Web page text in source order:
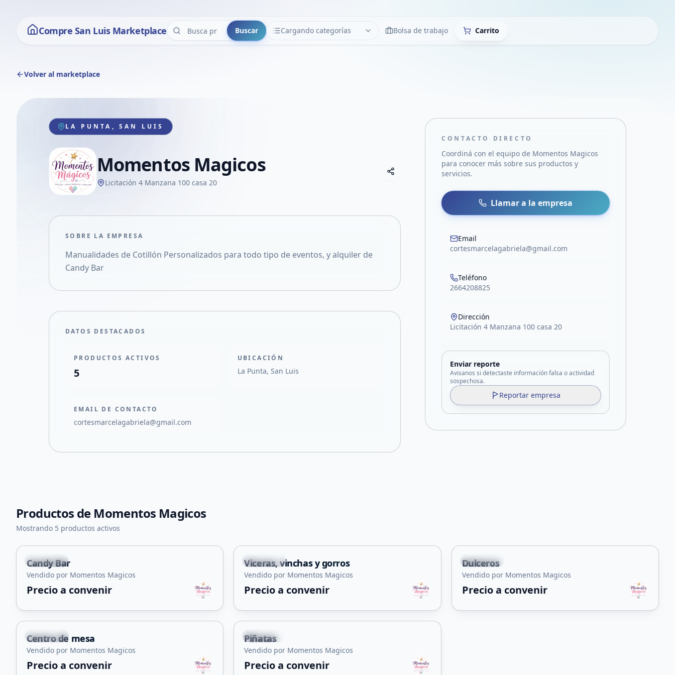
Compre San Luis Marketplace Buscar Cargando categorías
CATEGORÍAS LimpiarBolsa de trabajo Carrito
Volver al marketplace
LA PUNTA, SAN LUIS
Momentos Magicos
Licitación 4 Manzana 100 casa 20
Compartir empresa
Compartir por WhatsApp
Compartir por mail
Compartir en Facebook
SOBRE LA EMPRESA
Manualidades de Cotillón Personalizados para todo tipo de eventos, y alquiler de
Candy Bar
DATOS DESTACADOS
PRODUCTOS ACTIVOS
5
UBICACIÓN
La Punta, San Luis
EMAIL DE CONTACTO
cortesmarcelagabriela@gmail.com
CONTACTO DIRECTO
Coordiná con el equipo de Momentos Magicos
para conocer más sobre sus productos y
servicios.
Llamar a la empresa
Email
cortesmarcelagabriela@gmail.com
Teléfono
2664208825
Dirección
Licitación 4 Manzana 100 casa 20
Enviar reporte
Avisanos si detectaste información falsa o actividad
sospechosa.
Reportar empresa
Productos de Momentos Magicos
Mostrando 5 productos activos
La Punta
Candy Bar
Vendido por Momentos Magicos
Precio a convenir
La Punta
Viceras, vinchas y gorros
Vendido por Momentos Magicos
Precio a convenir
La Punta
Dulceros
Vendido por Momentos Magicos
Precio a convenir
La Punta
+4
Centro de mesa
Vendido por Momentos Magicos
Precio a convenir
La Punta
+5
Piñatas
Vendido por Momentos Magicos
Precio a convenir